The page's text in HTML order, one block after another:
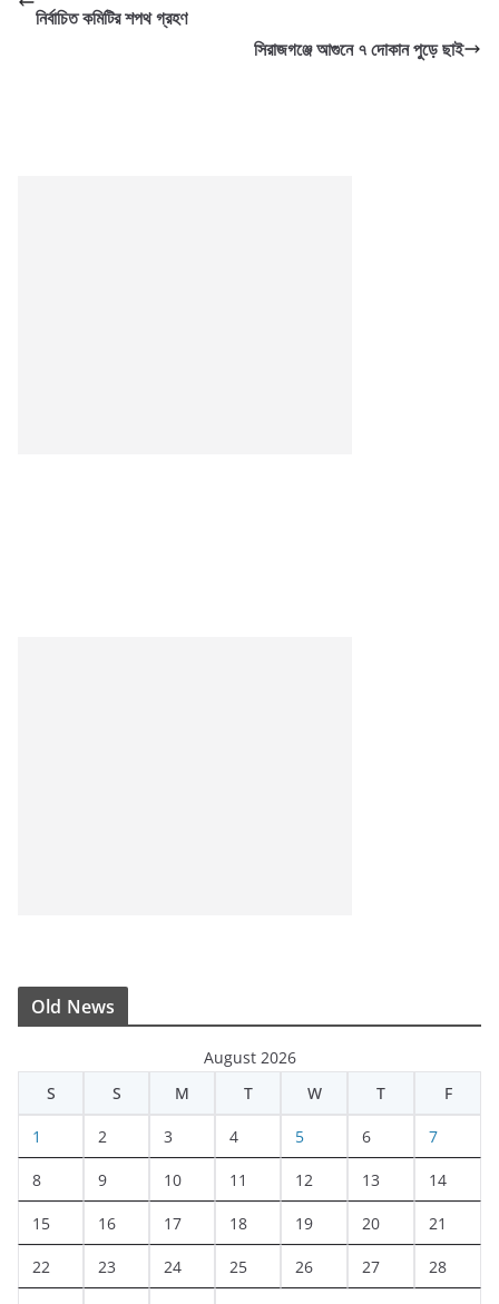
নির্বাচিত কমিটির শপথ গ্রহণ
সিরাজগঞ্জে আগুনে ৭ দোকান পুড়ে ছাই
Old News
August 2026
S
S M T W T F
1 2 3 4 5 6 7
8 9 10 11 12 13 14
15 16 17 18 19 20 21
22 23 24 25 26 27 28